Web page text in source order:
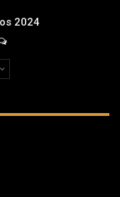
2024